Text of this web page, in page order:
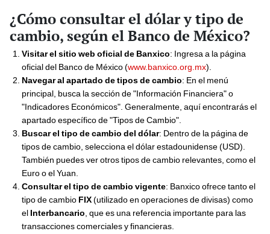
¿Cómo consultar el dólar y tipo de
cambio, según el Banco de México?
Visitar el sitio web oficial de Banxico: Ingresa a la página
oficial del Banco de México (www.banxico.org.mx).
Navegar al apartado de tipos de cambio: En el menú
principal, busca la sección de "Información Financiera" o
"Indicadores Económicos". Generalmente, aquí encontrarás el
apartado específico de "Tipos de Cambio".
Buscar el tipo de cambio del dólar: Dentro de la página de
tipos de cambio, selecciona el dólar estadounidense (USD).
También puedes ver otros tipos de cambio relevantes, como el
Euro o el Yuan.
Consultar el tipo de cambio vigente: Banxico ofrece tanto el
tipo de cambio FIX(utilizado en operaciones de divisas) como
el Interbancario, que es una referencia importante para las
transacciones comerciales y financieras.